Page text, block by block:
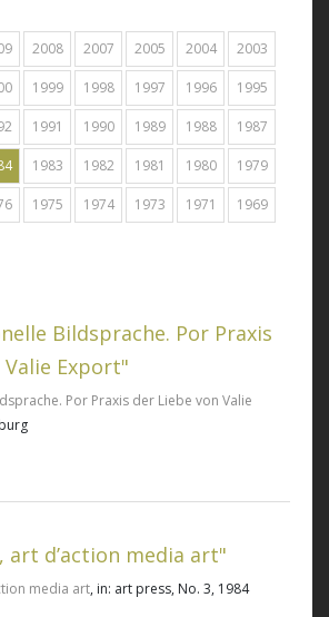
2008 2007 2005 2004 2003
1999 1998 1997 1996 1995
1991 1990 1989 1988 1987
1983 1982 1981 1980 1979
1975 1974 1973 1971 1969
Bildsprache. Por Praxis
Export"
Por Praxis der Liebe von Valie
art d’action media art"
media art, in: art press, No. 3, 1984